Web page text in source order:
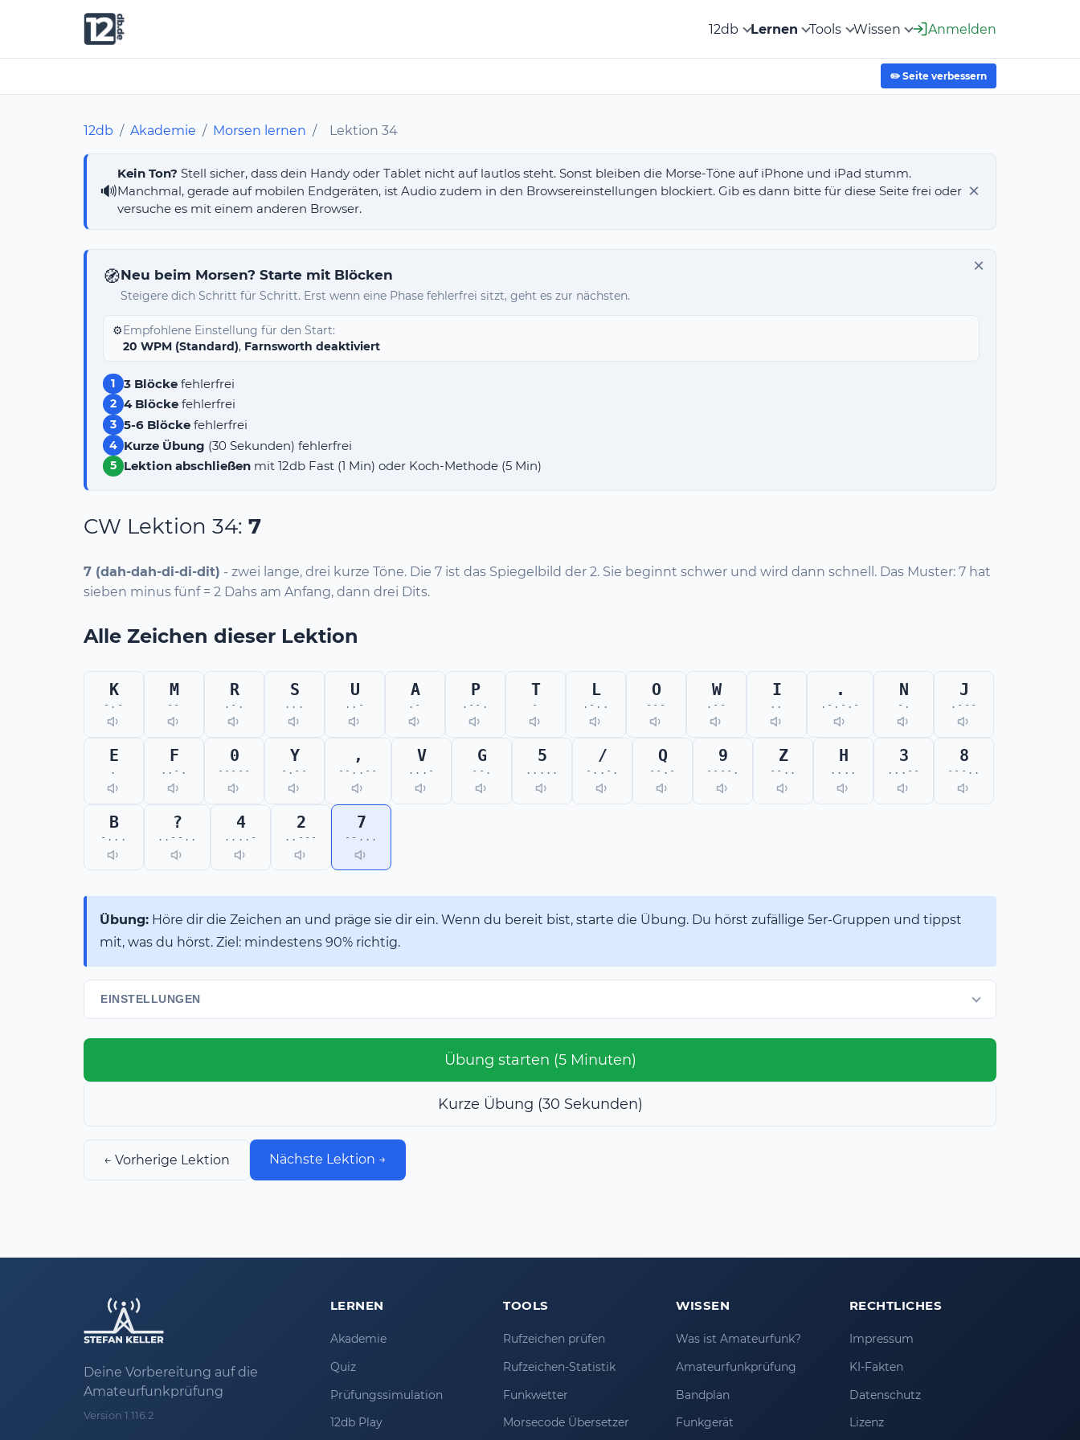
12db Lernen Tools Wissen Anmelden
✏️ Seite verbessern
12db / Akademie / Morsen lernen / Lektion 34
🔊
Kein Ton? Stell sicher, dass dein Handy oder Tablet nicht auf lautlos steht. Sonst bleiben die Morse-Töne auf iPhone und iPad stumm.
Manchmal, gerade auf mobilen Endgeräten, ist Audio zudem in den Browsereinstellungen blockiert. Gib es dann bitte für diese Seite frei oder
versuche es mit einem anderen Browser.
×
×
🧭Neu beim Morsen? Starte mit Blöcken
Steigere dich Schritt für Schritt. Erst wenn eine Phase fehlerfrei sitzt, geht es zur nächsten.
⚙️Empfohlene Einstellung für den Start:
20 WPM (Standard), Farnsworth deaktiviert
1 3 Blöckefehlerfrei
2 4 Blöckefehlerfrei
3 5-6 Blöckefehlerfrei
4 Kurze Übung (30 Sekunden) fehlerfrei
5 Lektion abschließenmit 12db Fast (1 Min) oder Koch-Methode (5 Min)
CW Lektion 34: 7
7 (dah-dah-di-di-dit) - zwei lange, drei kurze Töne. Die 7 ist das Spiegelbild der 2. Sie beginnt schwer und wird dann schnell. Das Muster: 7 hat
sieben minus fünf = 2 Dahs am Anfang, dann drei Dits.
Alle Zeichen dieser Lektion
K
-.-
M
--
R
.-.
S
...
U
..-
A
.-
P
.--.
T
-
L
.-..
O
---
W
.--
I
..
.
.-.-.-
N
-.
J
.---
E
.
F
..-.
0
-----
Y
-.--
,
--..--
V
...-
G
--.
5
.....
/
-..-.
Q
--.-
9
----.
Z
--..
H
....
3
...--
8
---..
B
-...
?
..--..
4
....-
2
..---
7
--...
Übung: Höre dir die Zeichen an und präge sie dir ein. Wenn du bereit bist, starte die Übung. Du hörst zufällige 5er-Gruppen und tippst
mit, was du hörst. Ziel: mindestens 90% richtig.
EINSTELLUNGEN
Übung starten (5 Minuten)
Kurze Übung (30 Sekunden)
← Vorherige Lektion Nächste Lektion →
Deine Vorbereitung auf die
Amateurfunkprüfung
Version 1.116.2
LERNEN
Akademie
Quiz
Prüfungssimulation
12db Play
TOOLS
Rufzeichen prüfen
Rufzeichen-Statistik
Funkwetter
Morsecode Übersetzer
WISSEN
Was ist Amateurfunk?
Amateurfunkprüfung
Bandplan
Funkgerät
RECHTLICHES
Impressum
KI-Fakten
Datenschutz
Lizenz